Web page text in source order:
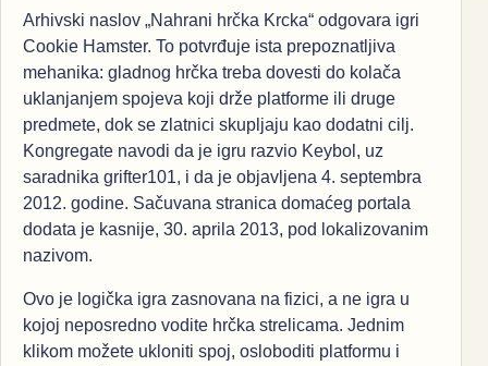
Arhivski naslov „Nahrani hrčka Krcka“ odgovara igri
Cookie Hamster. To potvrđuje ista prepoznatljiva
mehanika: gladnog hrčka treba dovesti do kolača
uklanjanjem spojeva koji drže platforme ili druge
predmete, dok se zlatnici skupljaju kao dodatni cilj.
Kongregate navodi da je igru razvio Keybol, uz
saradnika grifter101, i da je objavljena 4. septembra
2012. godine. Sačuvana stranica domaćeg portala
dodata je kasnije, 30. aprila 2013, pod lokalizovanim
nazivom.
Ovo je logička igra zasnovana na fizici, a ne igra u
kojoj neposredno vodite hrčka strelicama. Jednim
klikom možete ukloniti spoj, osloboditi platformu i